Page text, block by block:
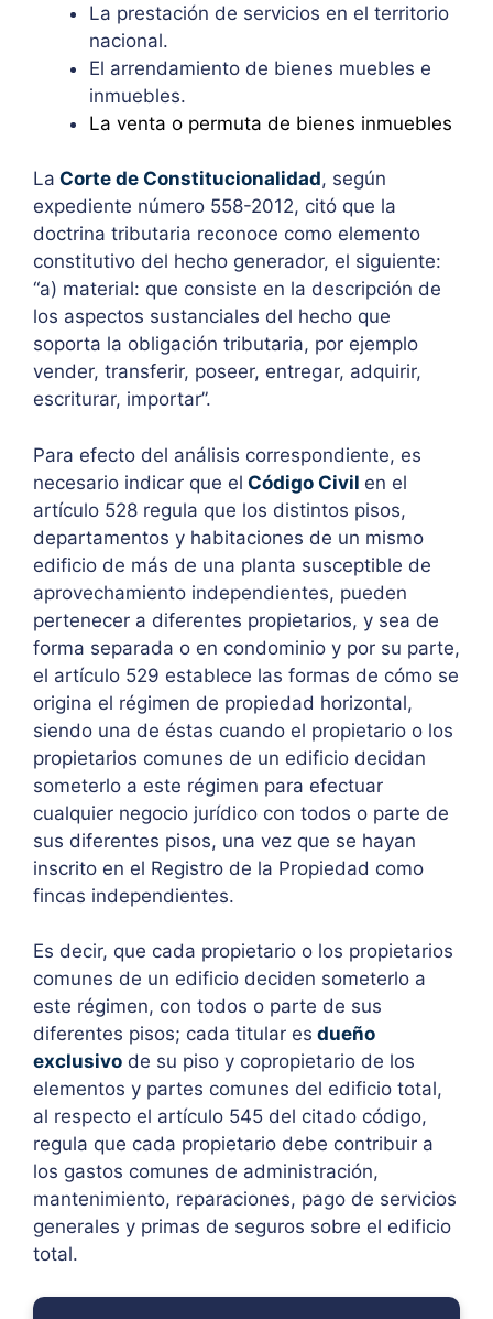
La prestación de servicios en el territorio
nacional.
El arrendamiento de bienes muebles e
inmuebles.
La venta o permuta de bienes inmuebles
La Corte de Constitucionalidad, según
expediente número 558-2012, citó que la
doctrina tributaria reconoce como elemento
constitutivo del hecho generador, el siguiente:
“a) material: que consiste en la descripción de
los aspectos sustanciales del hecho que
soporta la obligación tributaria, por ejemplo
vender, transferir, poseer, entregar, adquirir,
escriturar, importar”.
Para efecto del análisis correspondiente, es
necesario indicar que el Código Civil en el
artículo 528 regula que los distintos pisos,
departamentos y habitaciones de un mismo
edificio de más de una planta susceptible de
aprovechamiento independientes, pueden
pertenecer a diferentes propietarios, y sea de
forma separada o en condominio y por su parte,
el artículo 529 establece las formas de cómo se
origina el régimen de propiedad horizontal,
siendo una de éstas cuando el propietario o los
propietarios comunes de un edificio decidan
someterlo a este régimen para efectuar
cualquier negocio jurídico con todos o parte de
sus diferentes pisos, una vez que se hayan
inscrito en el Registro de la Propiedad como
fincas independientes.
Es decir, que cada propietario o los propietarios
comunes de un edificio deciden someterlo a
este régimen, con todos o parte de sus
diferentes pisos; cada titular es dueño
exclusivo de su piso y copropietario de los
elementos y partes comunes del edificio total,
al respecto el artículo 545 del citado código,
regula que cada propietario debe contribuir a
los gastos comunes de administración,
mantenimiento, reparaciones, pago de servicios
generales y primas de seguros sobre el edificio
total.